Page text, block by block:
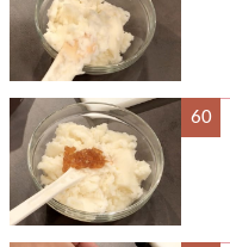
60